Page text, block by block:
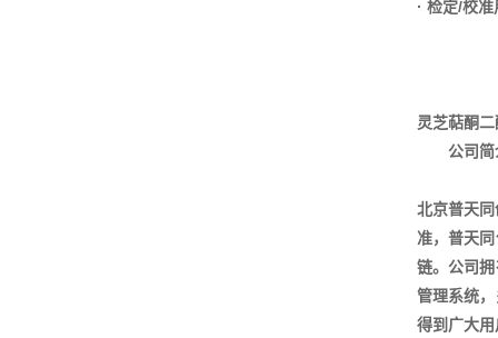
· 检定/校
灵芝萜酮
公司简
北京普天
准，普天
链。公司
管理系统
得到广大